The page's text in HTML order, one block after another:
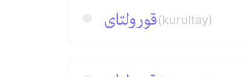
قورولتای(kurultay)